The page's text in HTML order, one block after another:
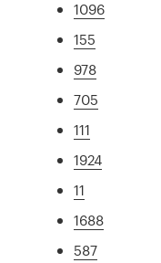
1096
155
978
705
111
1924
11
1688
587